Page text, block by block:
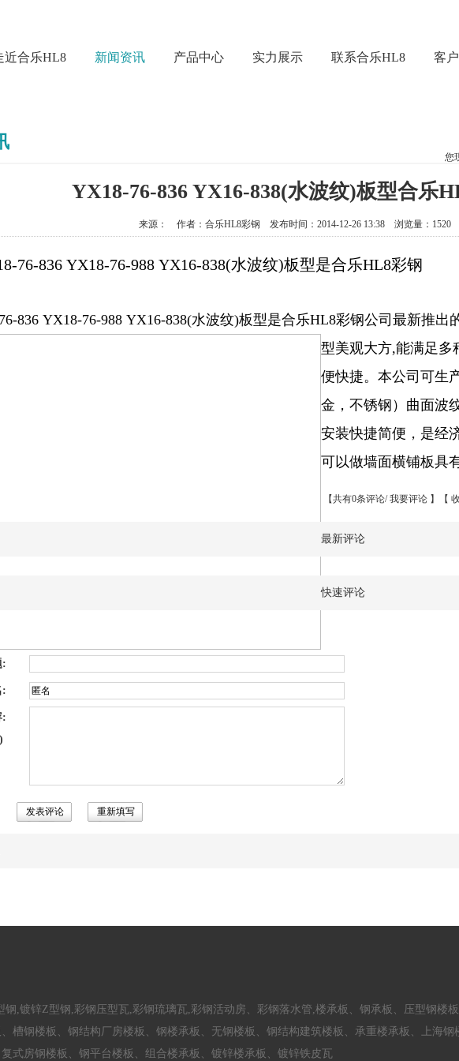
近合乐HL8 新闻资讯 产品中心 实力展示 联系合乐HL8 客
您
YX18-76-836 YX16-838(水波纹)板型合乐
来源： 作者：合乐HL8彩钢 发布时间：2014-12-26 13:38 浏览量：1520
76-836 YX18-76-988 YX16-838(水波纹)板型是合乐HL8彩钢
836 YX18-76-988 YX16-838(水波纹)板型是合乐HL8彩钢公司 最新推出
型美观大方,能满足多
便快捷。本公司可生
金，不锈钢） 曲面波
安装快捷简便 ，是经
可以做墙面横铺板具
【共有0条评论/ 我要评论 】【
最新评论
快速评论
,镀锌Z型钢,彩钢压型瓦,彩钢琉璃瓦,彩钢活动房、彩钢落水管,楼承板、钢承板、压型钢楼
槽钢楼板、钢结构厂房楼板、钢楼承板、无钢楼板、钢结构建筑楼板、承重楼承板、上海钢
式房钢楼板、钢平台楼板、组合楼承板、镀锌楼承板、镀锌铁皮瓦